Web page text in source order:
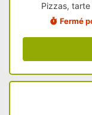
Pizzas,
Fermé